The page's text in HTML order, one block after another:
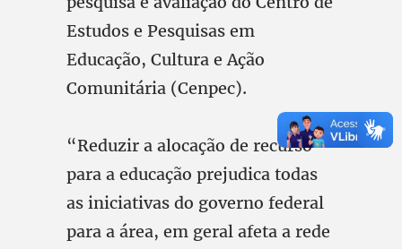
Estudos e Pesquisas em
Educação, Cultura e Ação
Comunitária (Cenpec).
“Reduzir a alocação de recurso
para a educação prejudica todas
as iniciativas do governo federal
para a área, em geral afeta a rede